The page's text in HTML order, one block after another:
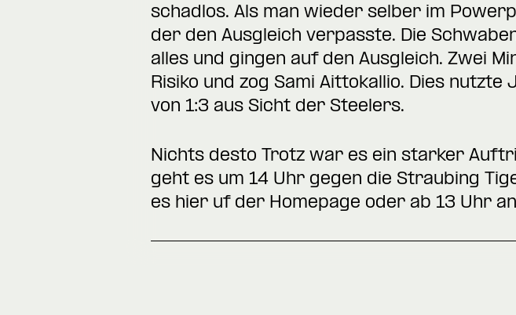
schadlos. Als man wieder selber im
der den Ausgleich verpasste. Die
alles und gingen auf den Ausgleich. Zwei
Risiko und zog Sami Aittokallio. Dies
von 1:3 aus Sicht der Steelers.
Nichts desto Trotz war es ein starker
geht es um 14 Uhr gegen die Straubing
es hier uf der Homepage oder ab 13 Uhr